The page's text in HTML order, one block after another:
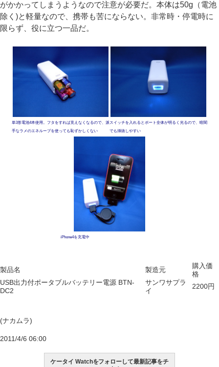
がかかってしまうようなので注意が必要だ。本体は50g（電池
除く)と軽量なので、携帯も苦にならない。非常時・停電時に
限らず、役に立つ一品だ。
単3形電池4本使用。フタをすれば見えなくなるので、派
手なラメのエネループを使っても恥ずかしくない
スイッチを入れるとポート全体が明るく光るので、暗闇
でも挿抜しやすい
iPhone4を充電中
製品名 製造元
購入価
格
USB出力付ポータブルバッテリー電源 BTN-
DC2
サンワサプラ
イ
2200円
(ナカムラ)
2011/4/6 06:00
ケータイ Watchをフォローして最新記事をチ